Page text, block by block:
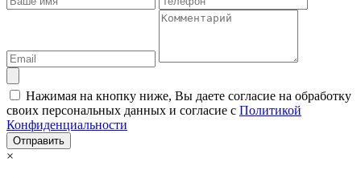
Нажимая на кнопку ниже, Вы даете согласие на обработку
своих персональных данных и согласие с Политикой
Конфиденциальности
Отправить
×